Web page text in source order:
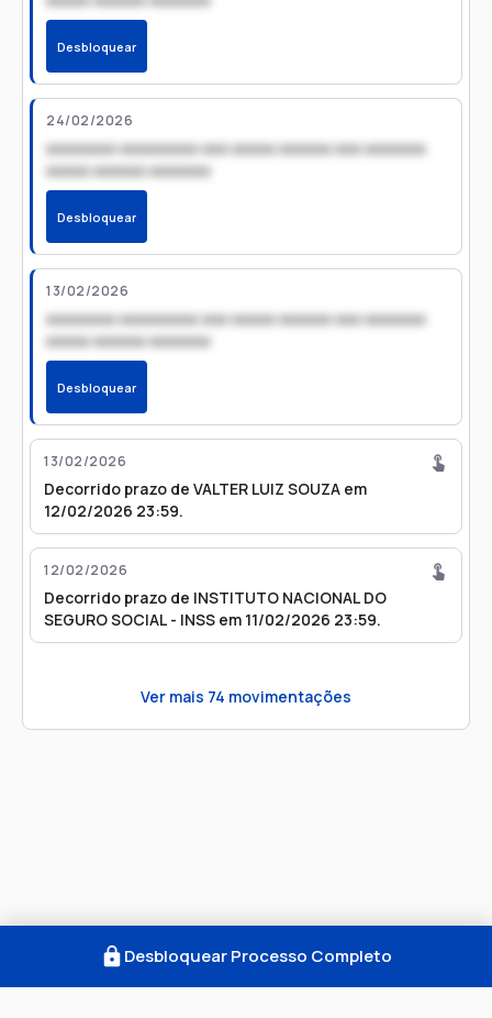
Desbloquear
24/02/2026
xxxxxxxx xxxxxxxxx xxx xxxxx xxxxxx xxx xxxxxxx
xxxxx xxxxxx xxxxxxx
Desbloquear
13/02/2026
xxxxxxxx xxxxxxxxx xxx xxxxx xxxxxx xxx xxxxxxx
xxxxx xxxxxx xxxxxxx
Desbloquear
13/02/2026
Decorrido prazo de VALTER LUIZ SOUZA em
12/02/2026 23:59.
12/02/2026
Decorrido prazo de INSTITUTO NACIONAL DO
SEGURO SOCIAL - INSS em 11/02/2026 23:59.
Ver mais 74 movimentações
Desbloquear Processo Completo